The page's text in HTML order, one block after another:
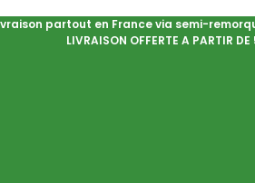
partout en France via semi-
LIVRAISON OFFERTE A PARTIR